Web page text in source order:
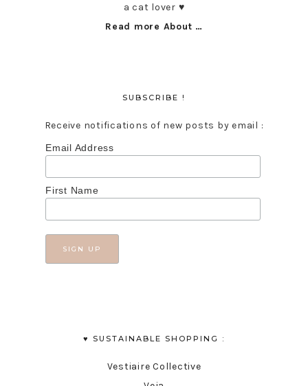
a cat lover ♥︎
Read more About …
SUBSCRIBE !
Receive notifications of new posts by email :
Email Address
First Name
♥︎ SUSTAINABLE SHOPPING :
Vestiaire Collective